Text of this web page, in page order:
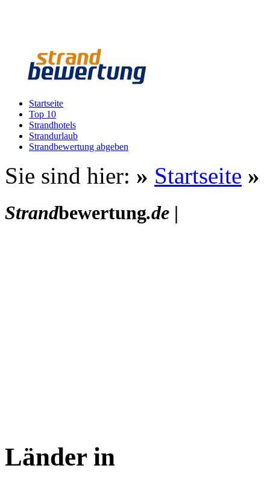
Startseite
Top 10
Strandhotels
Strandurlaub
Strandbewertung abgeben
Sie sind hier: » Startseite »
Strandbewertung.de |
Länder in